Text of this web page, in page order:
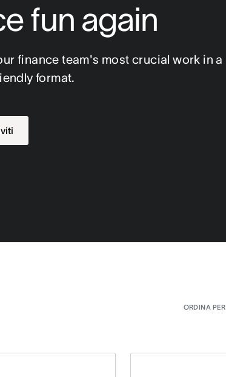
fun again
finance team's most crucial work in a
format.
ORDINA PER